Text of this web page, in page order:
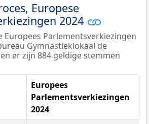
Europese
2024
Europees Parlementsverkiezingen
Gymnastieklokaal de
er zijn 884 geldige stemmen
Europees
Parlementsverkiezingen
2024